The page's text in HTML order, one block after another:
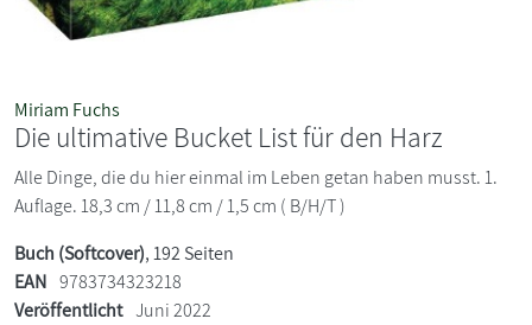
Miriam Fuchs
Die ultimative Bucket List für den Harz
Alle Dinge, die du hier einmal im Leben getan haben musst. 1.
Auflage. 18,3 cm / 11,8 cm / 1,5 cm ( B/H/T )
Buch (Softcover), 192 Seiten
EAN 9783734323218
Veröffentlicht Juni 2022